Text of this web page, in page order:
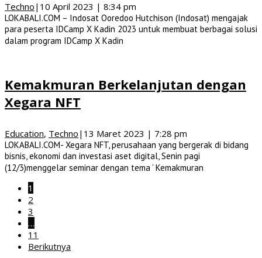
Techno | 10 April 2023 | 8:34 pm
LOKABALI.COM – Indosat Ooredoo Hutchison (Indosat) mengajak
para peserta IDCamp X Kadin 2023 untuk membuat berbagai solusi
dalam program IDCamp X Kadin
Kemakmuran Berkelanjutan dengan
Xegara NFT
Education, Techno | 13 Maret 2023 | 7:28 pm
LOKABALI.COM- Xegara NFT, perusahaan yang bergerak di bidang
bisnis, ekonomi dan investasi aset digital, Senin pagi
(12/3)menggelar seminar dengan tema ‘ Kemakmuran
1
2
3
…
11
Berikutnya